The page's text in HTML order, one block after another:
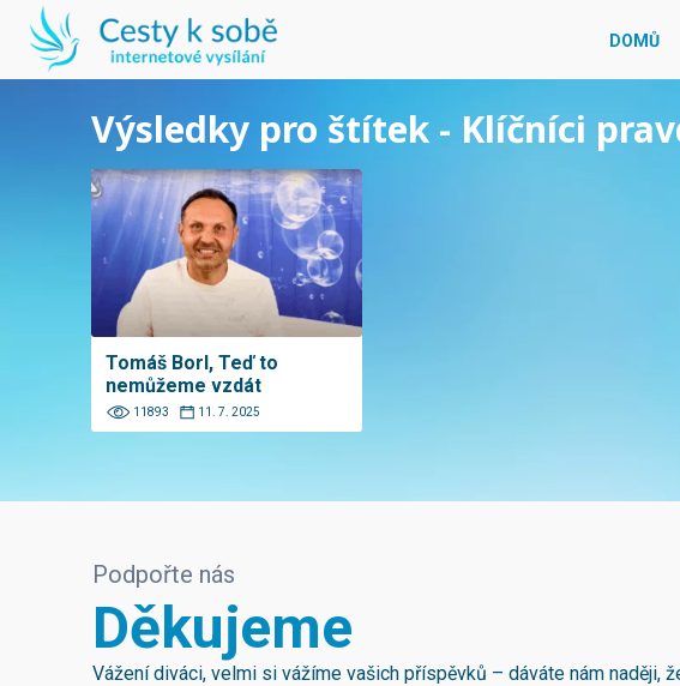
DOMŮ
Výsledky pro štítek - Klíčníci
Tomáš Borl, Teď to
nemůžeme vzdát
11893 11. 7. 2025
Podpořte nás
Děkujeme
Vážení diváci, velmi si vážíme vašich příspěvků – dáváte nám naději,